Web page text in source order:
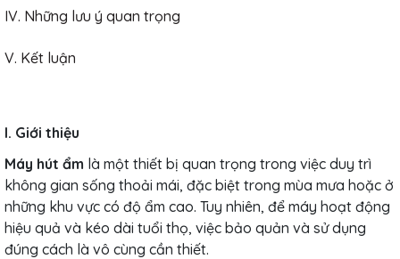
IV. Những lưu ý quan trọng
V. Kết luận
I. Giới thiệu
Máy hút ẩm là một thiết bị quan trọng trong việc duy trì
không gian sống thoải mái, đặc biệt trong mùa mưa hoặc ở
những khu vực có độ ẩm cao. Tuy nhiên, để máy hoạt động
hiệu quả và kéo dài tuổi thọ, việc bảo quản và sử dụng
đúng cách là vô cùng cần thiết.